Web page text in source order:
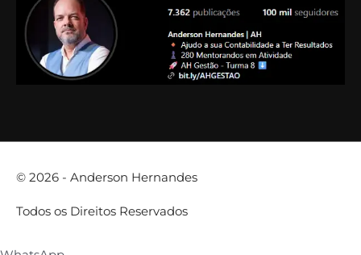
© 2026 - Anderson Hernandes
Todos os Direitos Reservados